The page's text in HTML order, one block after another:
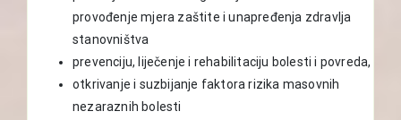
provođenje mjera zaštite i unapređenja zdravlja
stanovništva
prevenciju, liječenje i rehabilitaciju bolesti i povreda,
otkrivanje i suzbijanje faktora rizika masovnih
nezaraznih bolesti